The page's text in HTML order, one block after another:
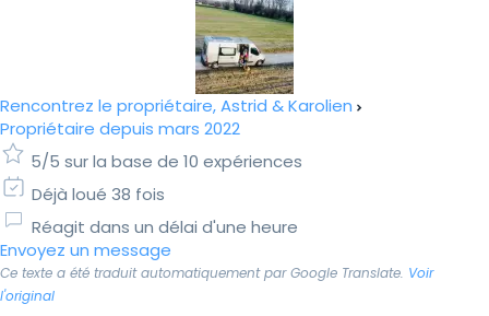
Rencontrez le propriétaire, Astrid & Karolien
Propriétaire depuis mars 2022
5/5 sur la base de 10 expériences
Déjà loué 38 fois
Réagit dans un délai d'une heure
Envoyez un message
Ce texte a été traduit automatiquement par Google Translate. Voir
l'original